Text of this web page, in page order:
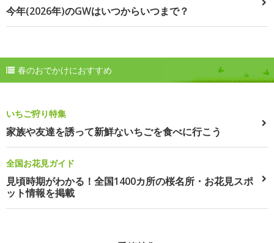
今年(2026年)のGWはいつからいつまで？
春のおでかけにおすすめ
いちご狩り特集
家族や友達を誘って新鮮ないちごを食べに行こう
全国お花見ガイド
見頃時期がわかる！全国1400カ所の桜名所・お花見スポ
ット情報を掲載